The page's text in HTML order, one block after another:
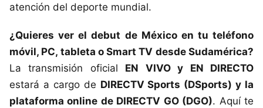
atención del deporte mundial.
¿Quieres ver el debut de México en tu teléfono
móvil, PC, tableta o Smart TV desde Sudamérica?
La transmisión oficial EN VIVO y EN DIRECTO
estará a cargo de DIRECTV Sports (DSports) y la
plataforma online de DIRECTV GO (DGO). Aquí te